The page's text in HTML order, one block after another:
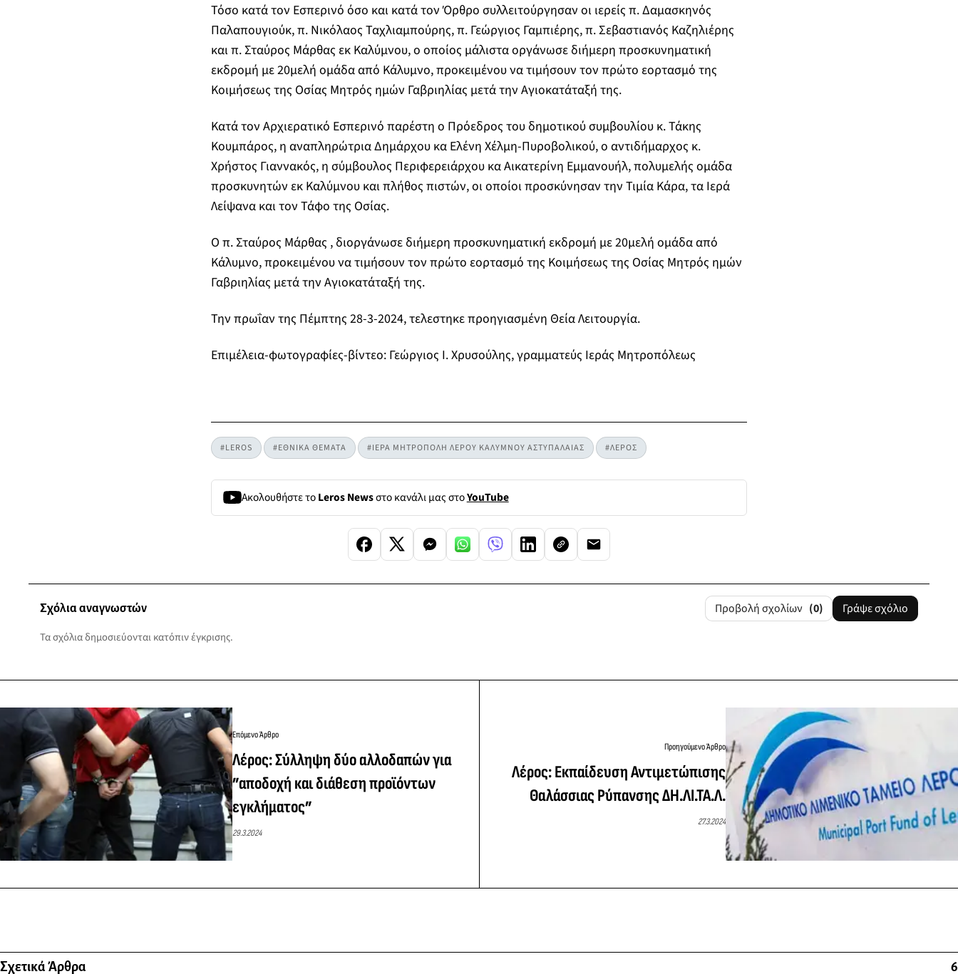
Τόσο κατά τον Εσπερινό όσο και κατά τον Όρθρο συλλειτούργησαν οι ιερείς π. Δαμασκηνός
Παλαπουγιούκ, π. Νικόλαος Ταχλιαμπούρης, π. Γεώργιος Γαμπιέρης, π. Σεβαστιανός Καζηλιέρης
και π. Σταύρος Μάρθας εκ Καλύμνου, ο οποίος μάλιστα οργάνωσε διήμερη προσκυνηματική
εκδρομή με 20μελή ομάδα από Κάλυμνο, προκειμένου να τιμήσουν τον πρώτο εορτασμό της
Κοιμήσεως της Οσίας Μητρός ημών Γαβριηλίας μετά την Αγιοκατάταξή της.
Κατά τον Αρχιερατικό Εσπερινό παρέστη ο Πρόεδρος του δημοτικού συμβουλίου κ. Τάκης
Κουμπάρος, η αναπληρώτρια Δημάρχου κα Ελένη Χέλμη-Πυροβολικού, ο αντιδήμαρχος κ.
Χρήστος Γιαννακός, η σύμβουλος Περιφερειάρχου κα Αικατερίνη Εμμανουήλ, πολυμελής ομάδα
προσκυνητών εκ Καλύμνου και πλήθος πιστών, οι οποίοι προσκύνησαν την Τιμία Κάρα, τα Ιερά
Λείψανα και τον Τάφο της Οσίας.
Ο π. Σταύρος Μάρθας , διοργάνωσε διήμερη προσκυνηματική εκδρομή με 20μελή ομάδα από
Κάλυμνο, προκειμένου να τιμήσουν τον πρώτο εορτασμό της Κοιμήσεως της Οσίας Μητρός ημών
Γαβριηλίας μετά την Αγιοκατάταξή της.
Την πρωΐαν της Πέμπτης 28-3-2024, τελεστηκε προηγιασμένη Θεία Λειτουργία.
Επιμέλεια-φωτογραφίες-βίντεο: Γεώργιος Ι. Χρυσούλης, γραμματεύς Ιεράς Μητροπόλεως
#LEROS #ΕΘΝΙΚΑ ΘΕΜΑΤΑ #ΙΕΡΑ ΜΗΤΡΟΠΟΛΗ ΛΕΡΟΥ ΚΑΛΥΜΝΟΥ ΑΣΤΥΠΑΛΑΙΑΣ #ΛΕΡΟΣ
Ακολουθήστε τοLeros Newsστο κανάλι μας στοYouTube
Σχόλια αναγνωστών Προβολή σχολίων (0) Γράψε σχόλιο
Τα σχόλια δημοσιεύονται κατόπιν έγκρισης.
Επόμενο Άρθρο
Λέρος: Σύλληψη δύο αλλοδαπών για
”αποδοχή και διάθεση προϊόντων
εγκλήματος”
29.3.2024
Προηγούμενο Άρθρο
Λέρος: Εκπαίδευση Αντιμετώπισης
Θαλάσσιας Ρύπανσης ΔΗ.ΛΙ.ΤΑ.Λ.
27.3.2024
Σχετικά Άρθρα 6